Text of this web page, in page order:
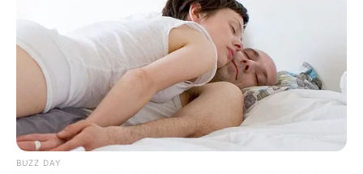
เลขนำโชค งวดวันที่ 1 สิงหาคม 2562 โดย อ.รักษ์ เลข
เด็ด เด็ดเหมือนเดิม เพิ่มเติมคือความแม่น!! ที่สำคัญยังมี
เคล็ดลับเสริมโชคลาภและแหล่งขุมทรัพย์ตามวันเกิดมา
ฝากด้วย ตามไปดูแล้วเตรียมรับโชคกันได้เลย
เด็ดเหมือนเดิม เพิ่มเติมคือความแม่น!! รักษ์เลขเด็ดงวด
1 ส.ค.62
BUZZ DAY